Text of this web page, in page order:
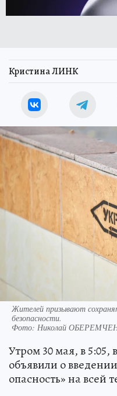
Кристина ЛИНК
Жителей призывают
безопасности.
Фото: Николай
Утром 30 мая, в
объявили о
опасность» на всей